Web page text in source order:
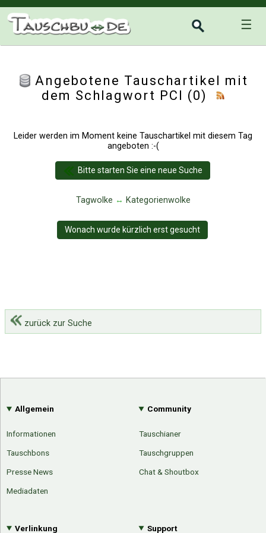
☰
Angebotene Tauschartikel mit
dem Schlagwort PCI (0)
Leider werden im Moment keine Tauschartikel mit diesem Tag
angeboten :-(
Bitte starten Sie eine neue Suche
Tagwolke ↔ Kategorienwolke
Wonach wurde kürzlich erst gesucht
zurück zur Suche
Allgemein
Informationen
Tauschbons
Presse News
Mediadaten
Community
Tauschianer
Tauschgruppen
Chat & Shoutbox
Verlinkung Support